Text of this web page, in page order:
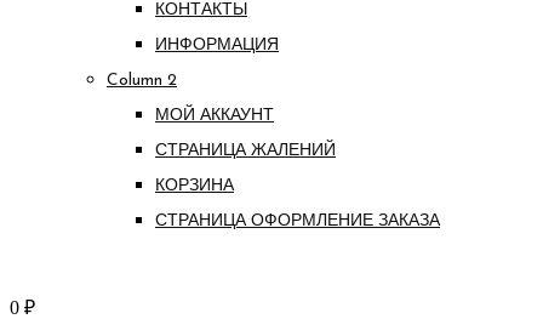
КОНТАКТЫ
ИНФОРМАЦИЯ
Column 2
МОЙ АККАУНТ
СТРАНИЦА ЖАЛЕНИЙ
КОРЗИНА
СТРАНИЦА ОФОРМЛЕНИЕ ЗАКАЗА
0 ₽